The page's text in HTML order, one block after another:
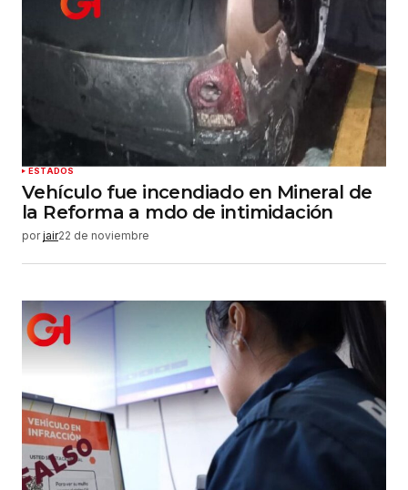
ESTADOS
Vehículo fue incendiado en Mineral de
la Reforma a mdo de intimidación
por jair22 de noviembre